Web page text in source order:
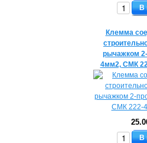
В
Клемма
рычажком
4мм2, СМК
В